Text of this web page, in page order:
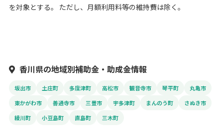
を対象とする。 ただし、月額利用料等の維持費は除く。
香川県の地域別補助金・助成金情報
坂出市 土庄町 多度津町 高松市 観音寺市 琴平町
丸亀市
東かがわ市
善通寺市 三豊市 宇多津町 まんのう町
さぬき市
綾川町
小豆島町 直島町 三木町